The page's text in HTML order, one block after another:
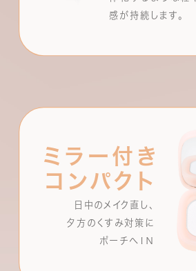
感が持続します。
ミラー付き
コンパクト
日中のメイク直し、
夕方のくすみ対策に
ポーチへＩＮ